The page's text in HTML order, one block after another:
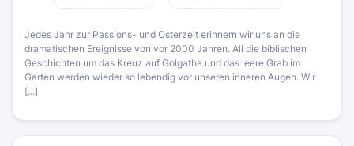
Jedes Jahr zur Passions- und Osterzeit erinnern wir uns an die
dramatischen Ereignisse von vor 2000 Jahren. All die biblischen
Geschichten um das Kreuz auf Golgatha und das leere Grab im
Garten werden wieder so lebendig vor unseren inneren Augen. Wir
[...]